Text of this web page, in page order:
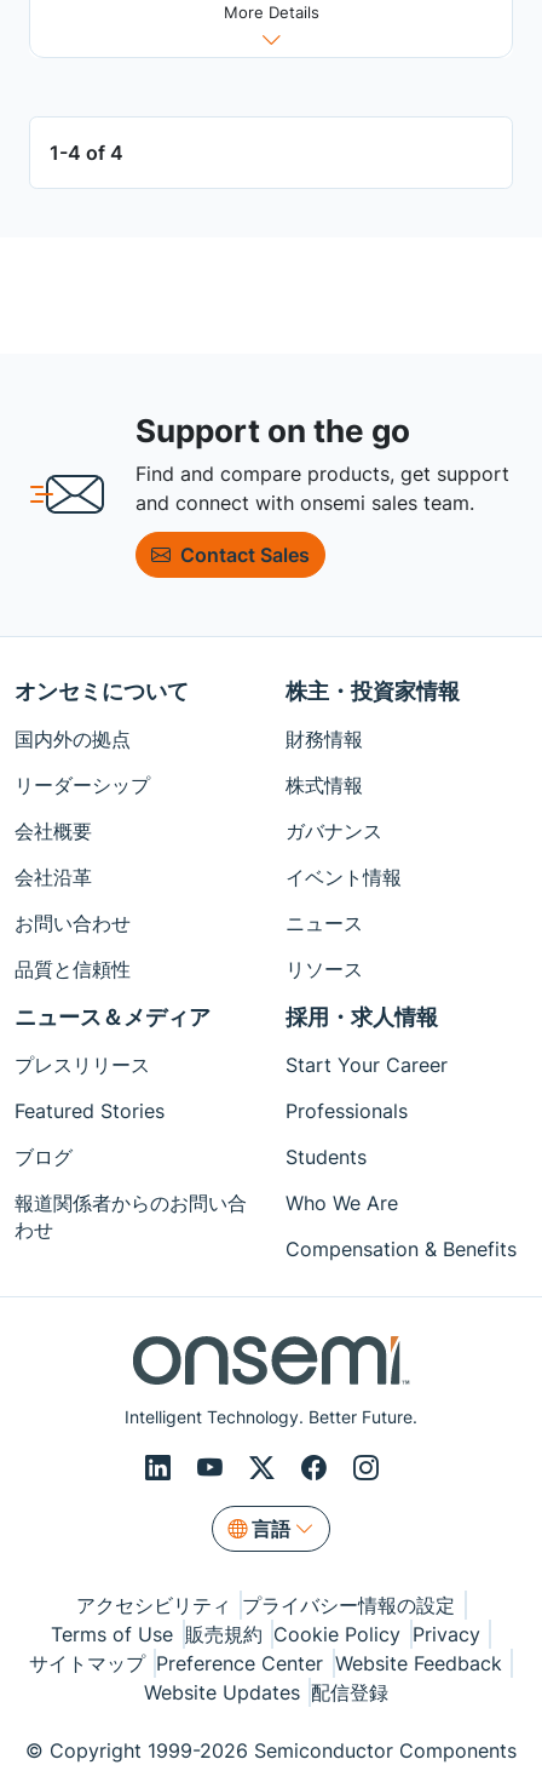
More Details
1-4 of 4
Support on the go
Find and compare products, get support
and connect with onsemi sales team.
Contact Sales
Intelligent Technology. Better Future.
言語
オンセミについて
国内外の拠点
リーダーシップ
会社概要
会社沿革
お問い合わせ
品質と信頼性
株主・投資家情報
財務情報
株式情報
ガバナンス
イベント情報
ニュース
リソース
ニュース＆メディア
プレスリリース
Featured Stories
ブログ
報道関係者からのお問い合
わせ
採用・求人情報
Start Your Career
Professionals
Students
Who We Are
Compensation & Benefits
アクセシビリティ
プライバシー情報の設定
Terms of Use 販売規約 Cookie Policy Privacy
サイトマップ Preference Center Website Feedback
Website Updates 配信登録
© Copyright 1999-2026 Semiconductor Components